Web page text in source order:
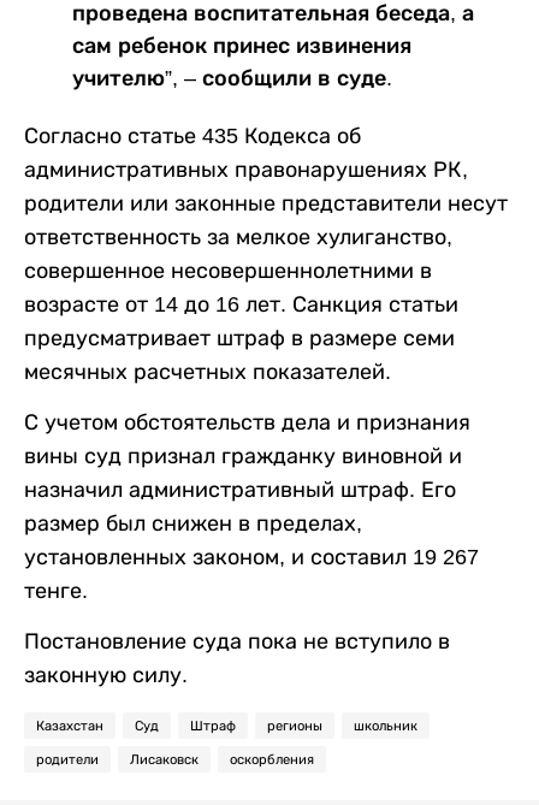
проведена воспитательная беседа, а
сам ребенок принес извинения
учителю”, – сообщили в суде.
Согласно статье 435 Кодекса об
административных правонарушениях РК,
родители или законные представители несут
ответственность за мелкое хулиганство,
совершенное несовершеннолетними в
возрасте от 14 до 16 лет. Санкция статьи
предусматривает штраф в размере семи
месячных расчетных показателей.
С учетом обстоятельств дела и признания
вины суд признал гражданку виновной и
назначил административный штраф. Его
размер был снижен в пределах,
установленных законом, и составил 19 267
тенге.
Постановление суда пока не вступило в
законную силу.
Казахстан Суд Штраф регионы школьник
родители Лисаковск оскорбления